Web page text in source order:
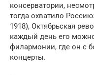
консерватории,
тогда охватило
1918), Октябрьская
каждый день его
филармонии, где он с
концерты.